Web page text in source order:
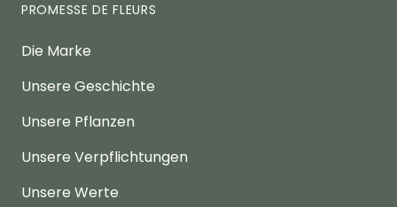
PROMESSE DE FLEURS
Die Marke
Unsere Geschichte
Unsere Pflanzen
Unsere Verpflichtungen
Unsere Werte